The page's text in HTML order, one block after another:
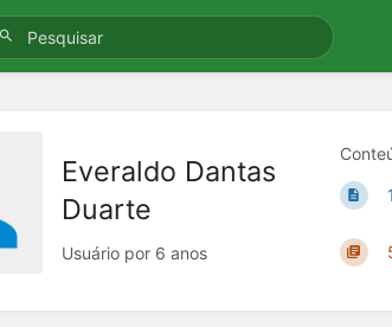
Everaldo Dantas
Duarte
Usuário por 6 anos